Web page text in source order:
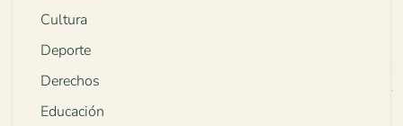
Cultura
Deporte
Derechos
Educación